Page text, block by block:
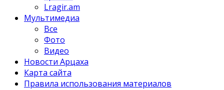
Lragir.am
Мультимедиа
Все
Фото
Видео
Новости Арцаха
Карта сайта
Правила использования материалов